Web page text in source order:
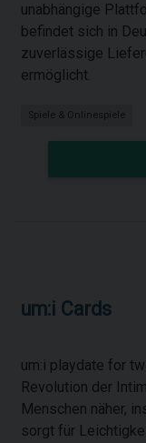
unabhängige
befindet sich in
zuverlässige
ermöglicht.
Spiele & Onlinespiele
um:i Cards
um:i playdate for
Revolution der
Menschen näher,
sorgt für